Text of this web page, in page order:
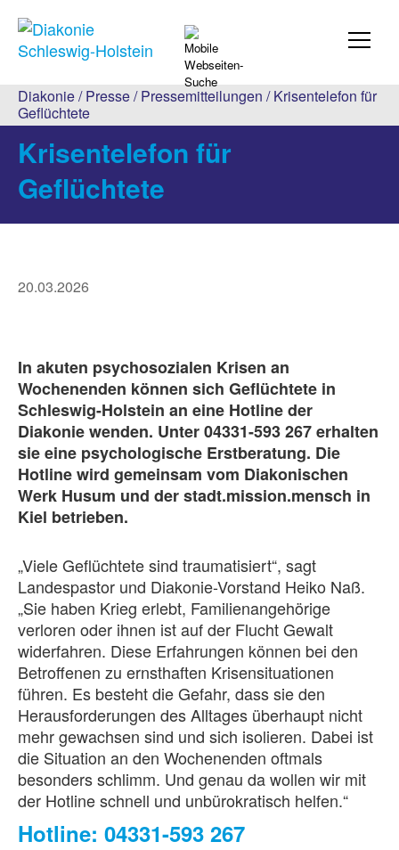
Diakonie/Presse/Pressemitteilungen / Krisentelefon für
Geflüchtete
Krisentelefon für
Geflüchtete
20.03.2026
In akuten psychosozialen Krisen an
Wochenenden können sich Geflüchtete in
Schleswig-Holstein an eine Hotline der
Diakonie wenden. Unter 04331-593 267 erhalten
sie eine psychologische Erstberatung. Die
Hotline wird gemeinsam vom Diakonischen
Werk Husum und der stadt.mission.mensch in
Kiel betrieben.
„Viele Geflüchtete sind traumatisiert“, sagt
Landespastor und Diakonie-Vorstand Heiko Naß.
„Sie haben Krieg erlebt, Familienangehörige
verloren oder ihnen ist auf der Flucht Gewalt
widerfahren. Diese Erfahrungen können bei den
Betroffenen zu ernsthaften Krisensituationen
führen. Es besteht die Gefahr, dass sie den
Herausforderungen des Alltages überhaupt nicht
mehr gewachsen sind und sich isolieren. Dabei ist
die Situation an den Wochenenden oftmals
besonders schlimm. Und genau da wollen wir mit
der Hotline schnell und unbürokratisch helfen.“
Hotline: 04331-593 267